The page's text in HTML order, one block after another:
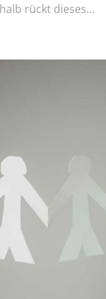
rückt dieses...